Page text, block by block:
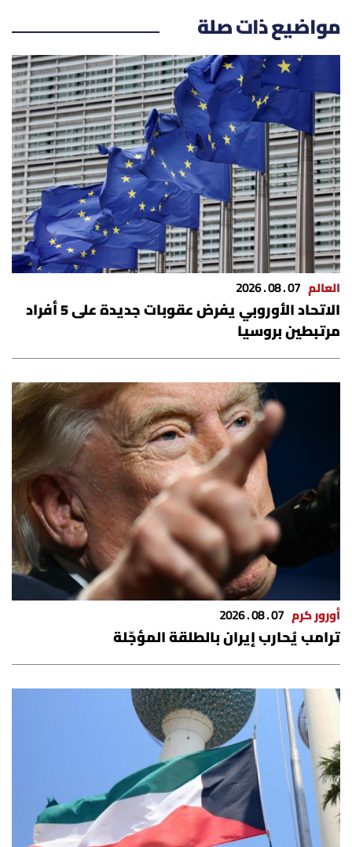
مواضيع ذات صلة
العالم 07 . 08 . 2026
الاتحاد الأوروبي يفرض عقوبات جديدة على 5 أفراد
مرتبطين بروسيا
أورور كرم 07 . 08 . 2026
ترامب يُحارب إيران بالطلقة المؤجّلة